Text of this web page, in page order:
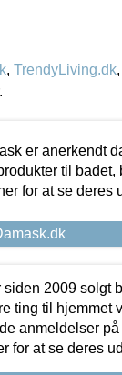
, TrendyLiving.dk,
er anerkendt
til
for at se deres
2009 solgt
ting til hjemmet
anmeldelser
for at se deres